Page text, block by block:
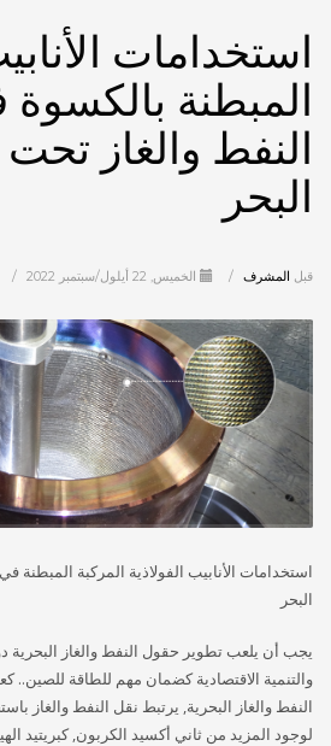
استخدامات
المبطنة
النفط والغاز
البحر
قبل المشرف / الخميس, 22 أيلول/سبتمبر 2022 /
استخدامات الأنابيب الفولاذية المركبة
البحر
يجب أن يلعب تطوير حقول النفط والغاز البحرية
والتنمية الاقتصادية كضمان مهم للطاقة للصين..
النفط والغاز البحرية, يرتبط نقل النفط والغاز
لوجود المزيد من ثاني أكسيد الكربون, كبريتيد